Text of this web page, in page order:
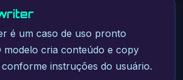
é um caso de uso pronto
modelo cria conteúdo e copy
instruções do usuário.